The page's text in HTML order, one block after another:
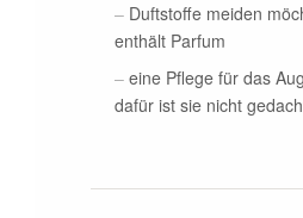
–Duftstoffe meiden
enthält Parfum
–eine Pflege für das
dafür ist sie nicht